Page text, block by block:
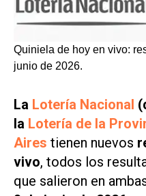
Quiniela de hoy en vivo:
junio de 2026.
La Lotería Nacional
la Lotería de la
Aires tienen nuevos
vivo, todos los
que salieron en